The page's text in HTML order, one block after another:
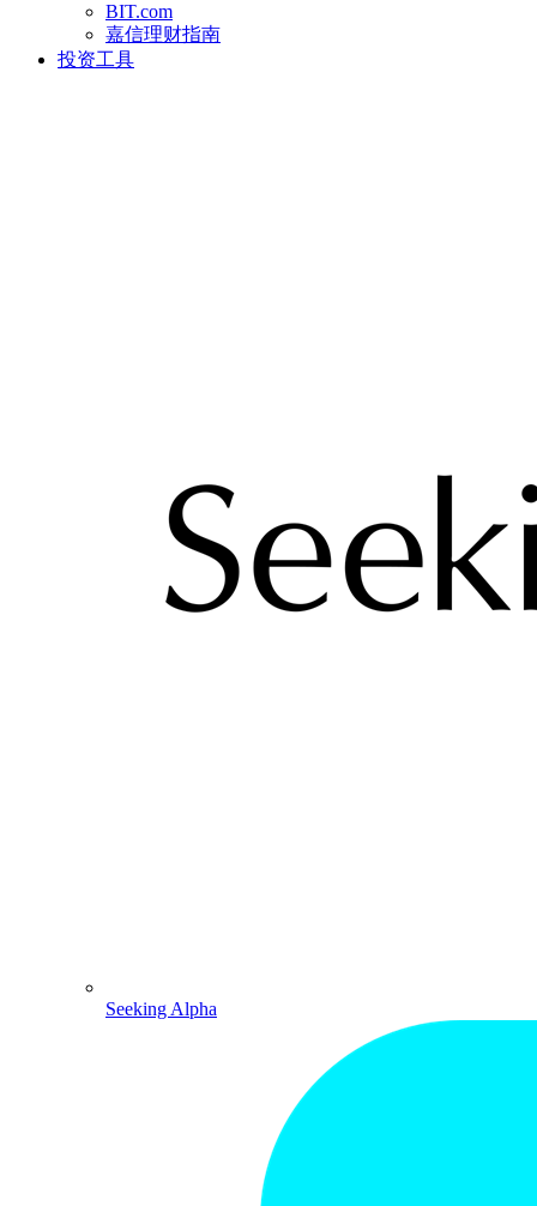
BIT.com
嘉信理财指南
投资工具
Seeking Alpha